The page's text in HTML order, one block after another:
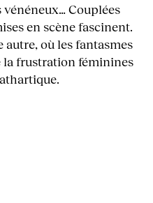
Couplées
en scène fascinent.
où les fantasmes
la frustration féminines